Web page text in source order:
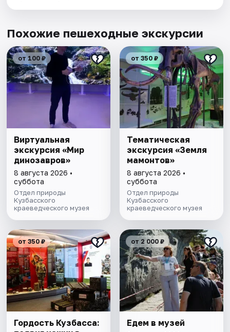
Похожие пешеходные экскурсии
от 100 ₽
Виртуальная
экскурсия «Мир
динозавров»
8 августа 2026 •
суббота
Отдел природы
Кузбасского
краеведческого музея
от 350 ₽
Тематическая
экскурсия «Земля
мамонтов»
8 августа 2026 •
суббота
Отдел природы
Кузбасского
краеведческого музея
от 350 ₽
Гордость Кузбасса:
от 2 000 ₽
Едем в музей